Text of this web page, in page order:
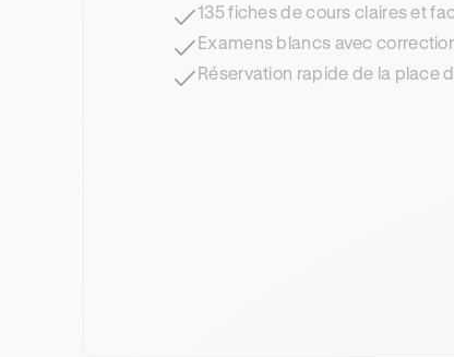
135 fiches de cours claires et
Examens blancs avec
Réservation rapide de la place